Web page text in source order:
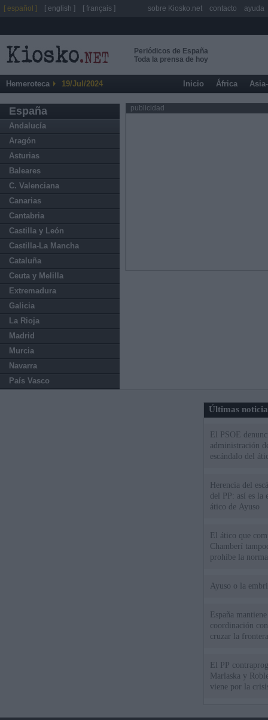
Periódicos de España
Toda la prensa de hoy
Hemeroteca 19/Jul/2024 Inicio África
España
Andalucía
Aragón
Asturias
Baleares
C. Valenciana
Canarias
Cantabria
Castilla y León
Castilla-La Mancha
Cataluña
Ceuta y Melilla
Extremadura
Galicia
La Rioja
Madrid
Murcia
Navarra
País Vasco
publicidad
Últimas
El PSOE
administración
escándalo del
Herencia del
del PP: así es la
ático de Ayuso
El ático que
Chamberí
prohíbe la
Ayuso o la
España
coordinación
cruzar la
El PP
Marlaska y
viene por la
[ español ] [ english ] [ français ] sobre Kiosko.net contacto ayuda